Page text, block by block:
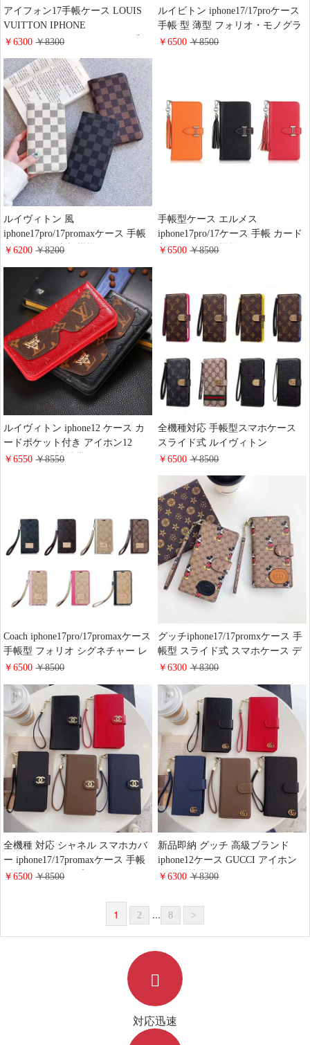
アイフォン17手帳ケース LOUIS
VUITTON IPHONE
17Pro/17ProMaxスマホケース 手帳
ノグラム iphone16/16proケース カ
ード収納 ビジネス風 GUCCI
iphone15/14/13 pro携帯ケース 手帳
ストラップ付き
￥6300￥8300
ルイビトン iphone17/17proケース
手帳 型 薄型 フォリオ・モノグラ
ム リバース LOUIS VUITTON
proケース ブランド 大人かわいい
プレゼント
￥6500￥8500
ルイヴィトン 風
iphone17pro/17promaxケース 手帳
型 ダミエ柄 市松模様 レザー LV
手帳型 メンズ 人気 アイフォーン
15ケース カード収納 財布型 ブラ
ンドiphone14/13/12携帯ケース大人
おしゃれ
￥6200￥8200
手帳型ケース エルメス
iphone17pro/17ケース 手帳 カード
入れ スタンド機能 hermes
ブランドiphoneケース手帳型 大人
おしゃれ
￥6500￥8500
ルイヴィトン iphone12 ケース カ
ードポケット付き アイホン12
mini レザー製 携帯ケース ビトン
￥6550￥8550
全機種対応 手帳型スマホケース
スライド式 ルイヴィトン
iPhone17pro/17promax/17eケース
iphone16/16plus/15マルチケース 財
布一体 ビジネス風 男女兼用 ハイ
ブランド Gucci Galaxy s26/s25/s24
ケース 手帳型 かわいい
￥6500￥8500
Coach iphone17pro/17promaxケース
手帳型 フォリオ シグネチャー レ
ザー カバー Folio Case
布型 カード 入れ コーチ 手帳型
アイ フォン15/14/13 pro maxケー
ス ストラップ付き 紛失防止
￥6500￥8500
グッチiphone17/17promxケース 手
帳型 スライド式 スマホケース デ
ィズニー アイフォン
ドタイプ 小钱 入れ カード収納 人
気 Gucci galaxy s25/s24/s23携帯ケ
ース ストラップ付き 全機種に対
応 スマホカバー
￥6300￥8300
全機種 対応 シャネル スマホカバ
ー iphone17/17promaxケース 手帳
型 スライドタイプ アイフォーン
納 chanel galaxy s26/s26plusケース
レザー レデイース 人気 google
￥6500￥8500
新品即納 グッチ 高級ブランド
iphone12ケース GUCCI アイホン
12 mini携帯カバー グッチ ビジネ
s20 トラップ付き 手帳型カード収
￥6300￥8300
1 2 ... 8 >
対応迅速